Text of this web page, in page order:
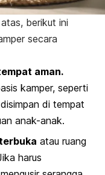
berikut ini
secara
aman.
kamper, seperti
di tempat
anak-anak.
atau ruang
harus